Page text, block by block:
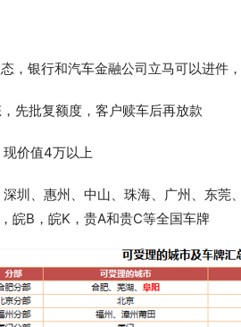
，银行和汽车金融公司立马可以进件
先批复额度，客户赎车后再放款
现价值4万以上
深圳、惠州、中山、珠海、广州、东莞
皖B，皖K，贵A和贵C等全国车牌